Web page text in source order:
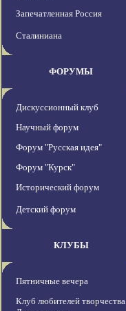
Запечатленная Россия
Сталиниана
ФОРУМЫ
Дискуссионный клуб
Научный форум
Форум "Русская идея"
Форум "Курск"
Исторический форум
Детский форум
КЛУБЫ
Пятничные вечера
Клуб любителей творчества